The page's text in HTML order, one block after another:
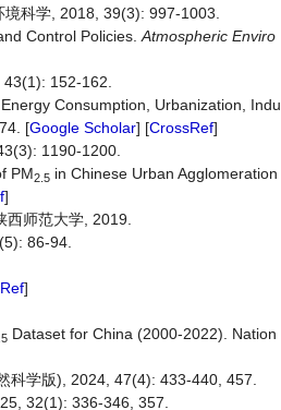
科学, 2018, 39(3): 997-1003.
Control Policies. Atmospheric Enviro
152-162.
Consumption, Urbanization, Indu
[Google Scholar] [CrossRef]
1190-1200.
PM2.5 in Chinese Urban Agglomeration
]
师范大学, 2019.
86-94.
]
Dataset for China (2000-2022). Nation
科学版), 2024, 47(4): 433-440, 457.
32(1): 336-346, 357.